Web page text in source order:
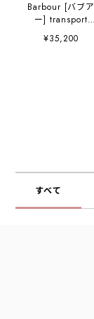
Barbour [バブア
ー] transport
nylon casual
jacket [MCA1106]
¥35,200
すべて